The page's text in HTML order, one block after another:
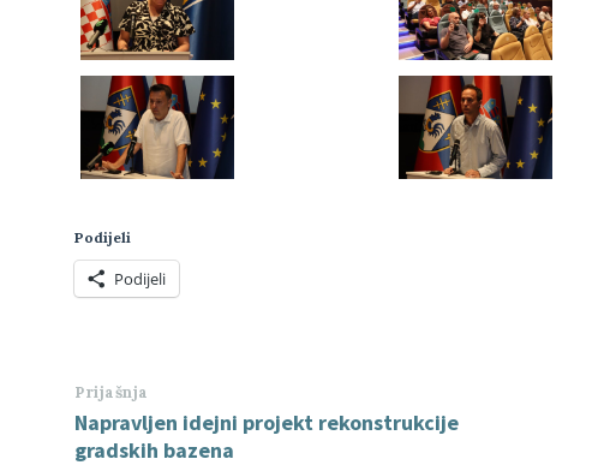
Podijeli
Podijeli
Prijašnja
Napravljen idejni projekt rekonstrukcije
gradskih bazena